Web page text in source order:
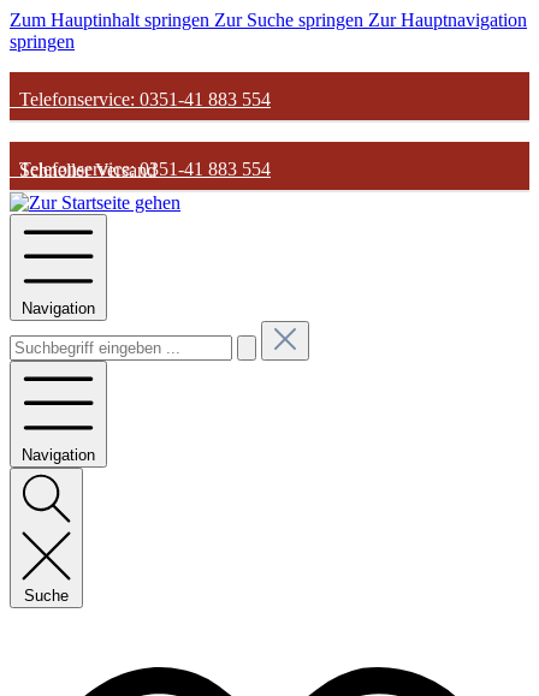
Zum Hauptinhalt springen Zur Suche springen Zur Hauptnavigation
springen
Telefonservice: 0351-41 883 554
Schneller Versand
Günstige Parfum-Preise
Versandkostenfrei ab 50€
Telefonservice: 0351-41 883 554
Schneller Versand
Günstige Parfum-Preise
Versandkostenfrei ab 50€
Navigation
Navigation
Suche